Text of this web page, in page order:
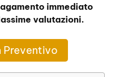
immediato
valutazioni.
Preventivo